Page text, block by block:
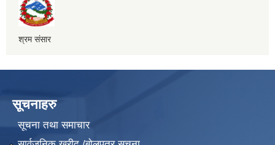
श्रम संसार
सूचनाहरु
सूचना तथा समाचार